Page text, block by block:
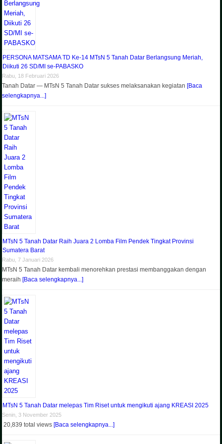
PERSONA MATSAMA TD Ke-14 MTsN 5 Tanah Datar Berlangsung Meriah,
Diikuti 26 SD/MI se-PABASKO
Rabu, 18 Februari 2026
Tanah Datar — MTsN 5 Tanah Datar sukses melaksanakan kegiatan[Baca
selengkapnya...]
MTsN 5 Tanah Datar Raih Juara 2 Lomba Film Pendek Tingkat Provinsi
Sumatera Barat
Rabu, 7 Januari 2026
MTsN 5 Tanah Datar kembali menorehkan prestasi membanggakan dengan
meraih[Baca selengkapnya...]
MTsN 5 Tanah Datar melepas Tim Riset untuk mengikuti ajang KREASI 2025
Senin, 3 November 2025
20,839 total views[Baca selengkapnya...]